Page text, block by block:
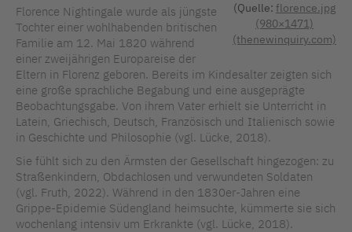
(Quelle: florence.jpg
(980×1471)
(thenewinquiry.com)
Florence Nightingale wurde als jüngste
Tochter einer wohlhabenden britischen
Familie am 12. Mai 1820 während
einer zweijährigen Europareise der
Eltern in Florenz geboren. Bereits im Kindesalter zeigten sich
eine große sprachliche Begabung und eine ausgeprägte
Beobachtungsgabe. Von ihrem Vater erhielt sie Unterricht in
Latein, Griechisch, Deutsch, Französisch und Italienisch sowie
in Geschichte und Philosophie (vgl. Lücke, 2018).
Sie fühlt sich zu den Ärmsten der Gesellschaft hingezogen: zu
Straßenkindern, Obdachlosen und verwundeten Soldaten
(vgl. Fruth, 2022). Während in den 1830er-Jahren eine
Grippe-Epidemie Südengland heimsuchte, kümmerte sie sich
wochenlang intensiv um Erkrankte (vgl. Lücke, 2018).